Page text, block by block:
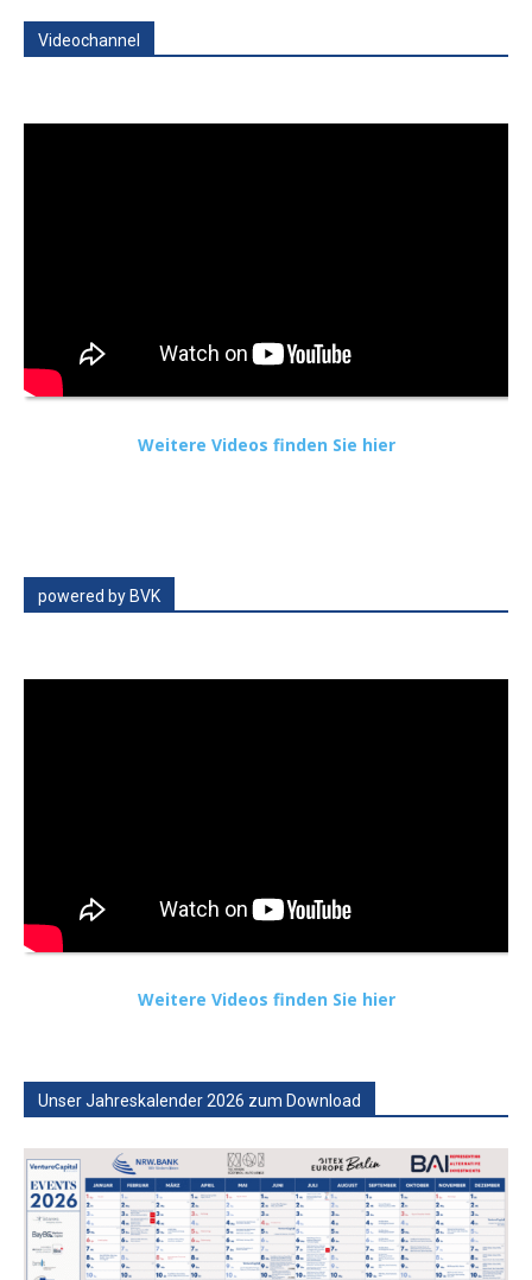
Videochannel
Weitere Videos finden Sie hier
powered by BVK
Weitere Videos finden Sie hier
Unser Jahreskalender 2026 zum Download